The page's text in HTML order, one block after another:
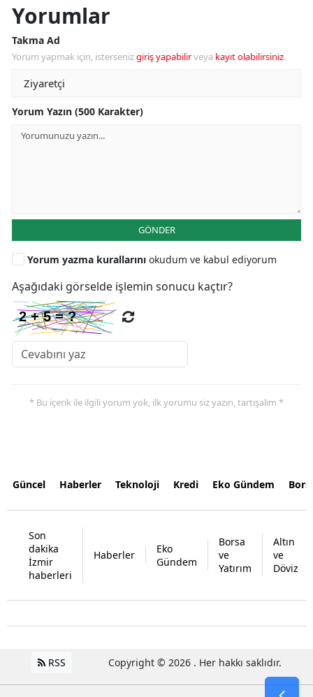
Yorumlar
Takma Ad
Yorum yapmak için, istersenizgiriş yapabilirveya kayıt olabilirsiniz.
Yorum Yazın (500 Karakter)
GÖNDER
Yorum yazma kurallarını okudum ve kabul ediyorum
Aşağıdaki görselde işlemin sonucu kaçtır?
* Bu içerik ile ilgili yorum yok, ilk yorumu siz yazın, tartışalım *
Güncel Haberler Teknoloji Kredi Eko Gündem
Son
dakika
İzmir
haberleri
Haberler
Eko
Gündem
Borsa
ve
Yatırım
Altın
ve
Döviz
RSS Copyright © 2026 . Her hakkı saklıdır.